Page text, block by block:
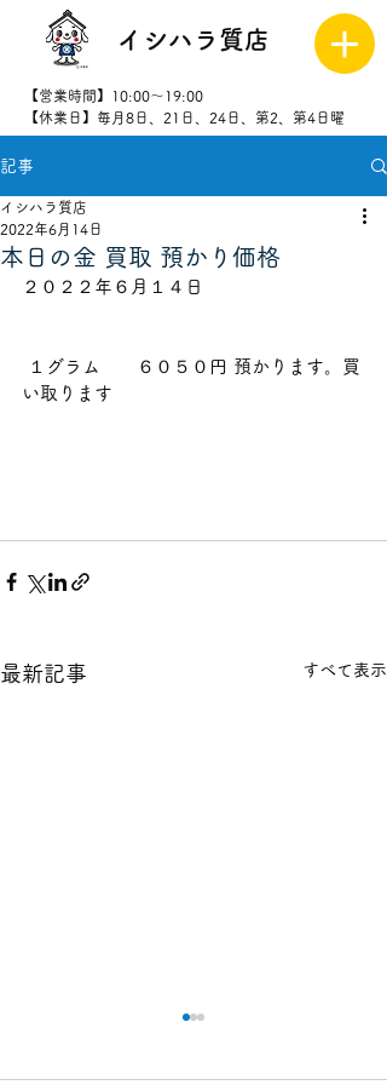
イシハラ質店
【営業時間】10:00～19:00
【休業日】毎月8日、21日、24日、第2、第4日曜
8523
記事
本日の金 買取 預かり価格
イシハラ質店
2022年6月14日
２０２２年６月１４日
い取ります
最新記事 すべて表示